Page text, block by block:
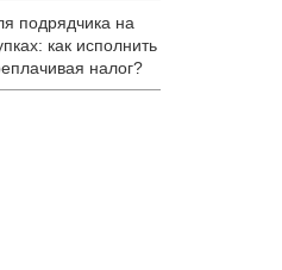
подрядчика на
как исполнить
налог?